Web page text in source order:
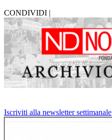
CONDIVIDI |
Iscriviti alla newsletter settimanale